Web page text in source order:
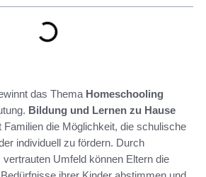
das Thema Homeschooling
Bildung und Lernen zu Hause
Familien die Möglichkeit, die schulische
individuell zu fördern. Durch
vertrauten Umfeld können Eltern die